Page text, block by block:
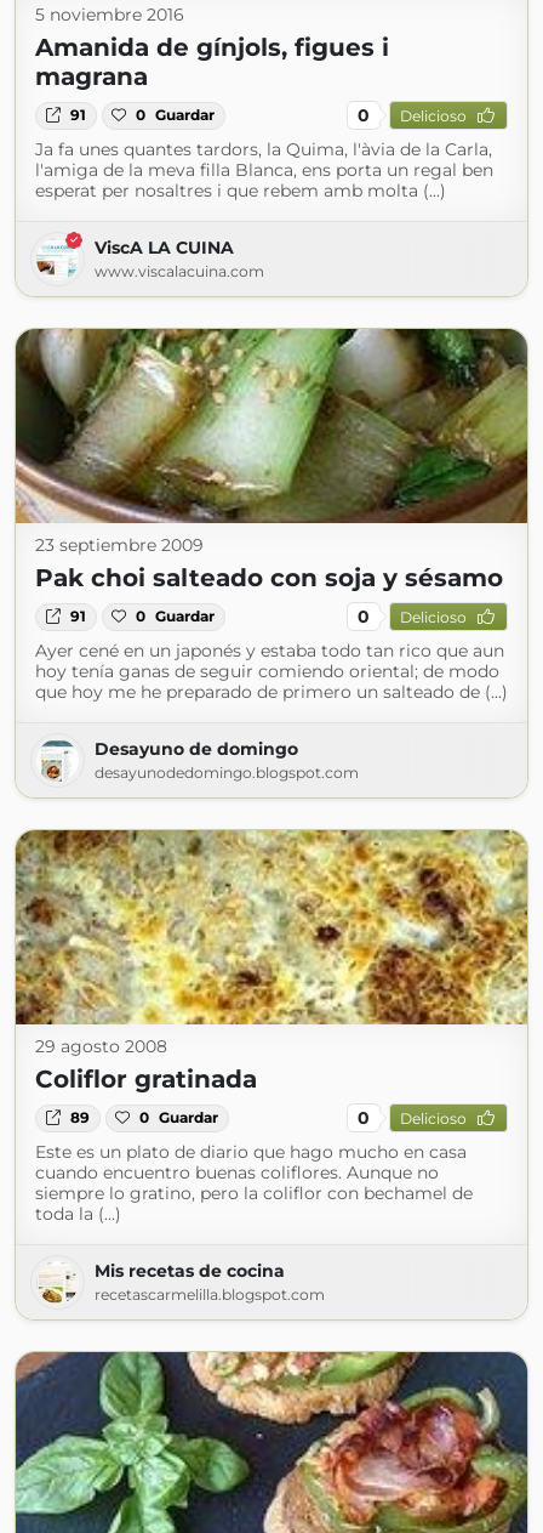
5 noviembre 2016
Amanida de gínjols, figues i
magrana
91 0 Guardar 0 Delicioso
Ja fa unes quantes tardors, la Quima, l'àvia de la Carla,
l'amiga de la meva filla Blanca, ens porta un regal ben
esperat per nosaltres i que rebem amb molta (...)
ViscA LA CUINA
www.viscalacuina.com
23 septiembre 2009
Pak choi salteado con soja y sésamo
91 0 Guardar 0 Delicioso
Ayer cené en un japonés y estaba todo tan rico que aun
hoy tenía ganas de seguir comiendo oriental; de modo
que hoy me he preparado de primero un salteado de (...)
Desayuno de domingo
desayunodedomingo.blogspot.com
29 agosto 2008
Coliflor gratinada
89 0 Guardar 0 Delicioso
Este es un plato de diario que hago mucho en casa
cuando encuentro buenas coliflores. Aunque no
siempre lo gratino, pero la coliflor con bechamel de
toda la (...)
Mis recetas de cocina
recetascarmelilla.blogspot.com